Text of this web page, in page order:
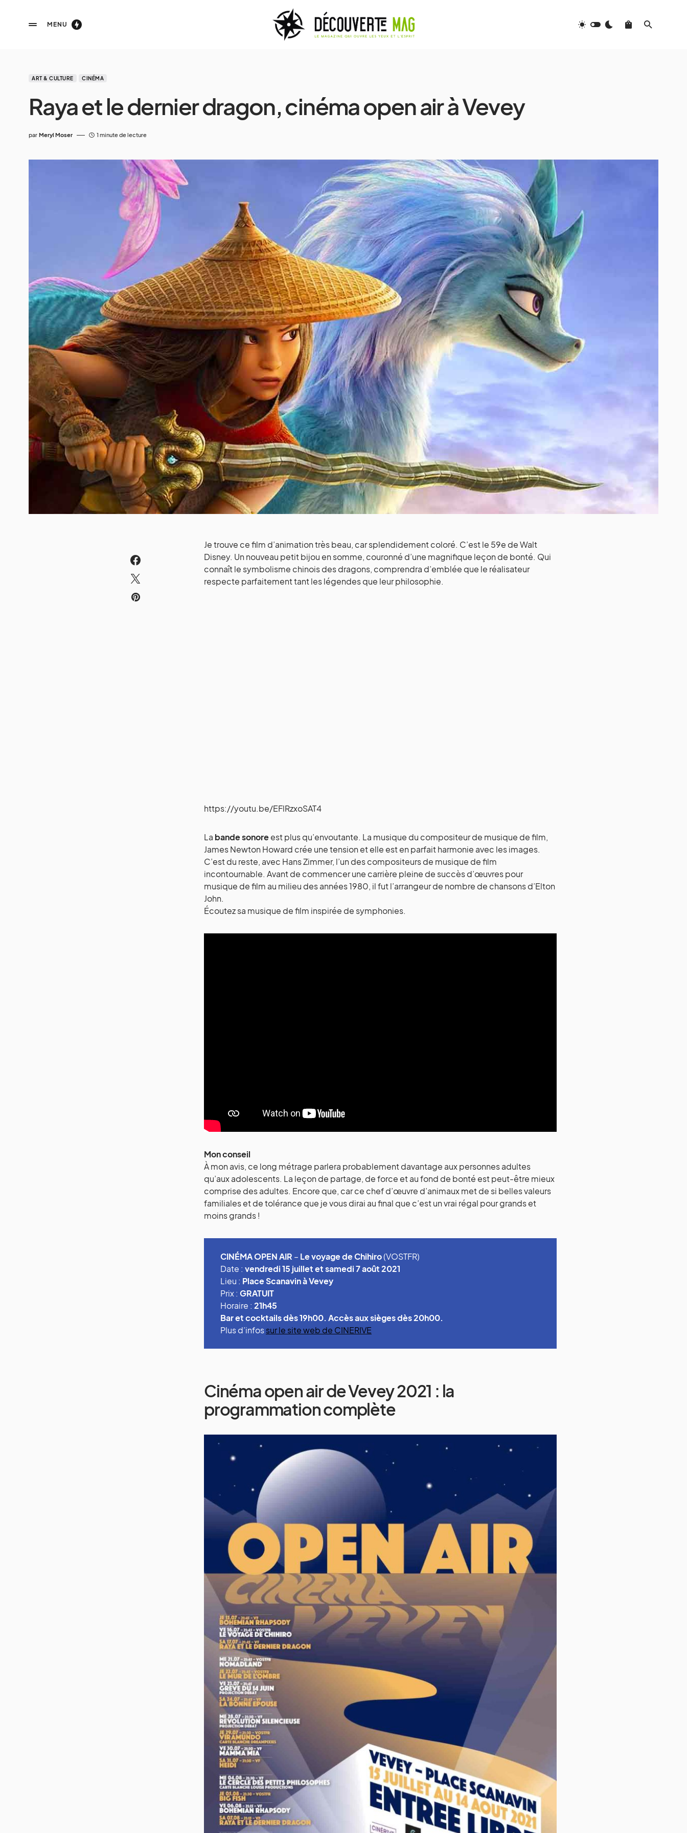
MENU
ART & CULTURE CINÉMA
Raya et le dernier dragon, cinéma open air à Vevey
par Meryl Moser 1 minute de lecture
Je trouve ce film d’animation très beau, car splendidement coloré. C’est le 59e de Walt
Disney. Un nouveau petit bijou en somme, couronné d’une magnifique leçon de bonté. Qui
connaît le symbolisme chinois des dragons, comprendra d’emblée que le réalisateur
respecte parfaitement tant les légendes que leur philosophie.
https://youtu.be/EFlRzxoSAT4
La bande sonoreest plus qu’envoutante. La musique du compositeur de musique de film,
James Newton Howard crée une tension et elle est en parfait harmonie avec les images.
C’est du reste, avec Hans Zimmer, l’un des compositeurs de musique de film
incontournable. Avant de commencer une carrière pleine de succès d’œuvres pour
musique de film au milieu des années 1980, il fut l’arrangeur de nombre de chansons d’Elton
John.
Écoutez sa musique de film inspirée de symphonies.
Mon conseil
À mon avis, ce long métrage parlera probablement davantage aux personnes adultes
qu’aux adolescents. La leçon de partage, de force et au fond de bonté est peut-être mieux
comprise des adultes. Encore que, car ce chef d’œuvre d’animaux met de si belles valeurs
familiales et de tolérance que je vous dirai au final que c’est un vrai régal pour grands et
moins grands !
CINÉMA OPEN AIR – Le voyage de Chihiro(VOSTFR)
Date : vendredi 15 juillet et samedi 7 août 2021
Lieu : Place Scanavin à Vevey
Prix : GRATUIT
Horaire : 21h45
Bar et cocktails dès 19h00. Accès aux sièges dès 20h00.
Plus d’infossur le site web de CINERIVE
Cinéma open air de Vevey 2021 : la
programmation complète